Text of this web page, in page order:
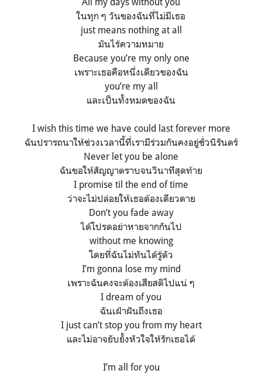
ในทุก ๆ วันของฉันที่ไม่มีเธอ
just means nothing at all
มันไร้ความหมาย
Because you’re my only one
เพราะเธอคือหนึ่งเดียวของฉัน
you’re my all
และเป็นทั้งหมดของฉัน
I wish this time we have could last forever more
ฉันปรารถนาให้ช่วงเวลานี้ที่เรามีร่วมกันคงอยู่ชั่วนิรันดร์
Never let you be alone
ฉันขอให้สัญญาตราบจนวินาทีสุดท้าย
I promise til the end of time
ว่าจะไม่ปล่อยให้เธอต้องเดียวดาย
Don’t you fade away
ได้โปรดอย่าหายจากกันไป
without me knowing
โดยที่ฉันไม่ทันได้รู้ตัว
I’m gonna lose my mind
เพราะฉันคงจะต้องเสียสติไปแน่ ๆ
I dream of you
ฉันเฝ้าฝันถึงเธอ
I just can’t stop you from my heart
และไม่อาจยับยั้งหัวใจให้รักเธอได้
I’m all for you